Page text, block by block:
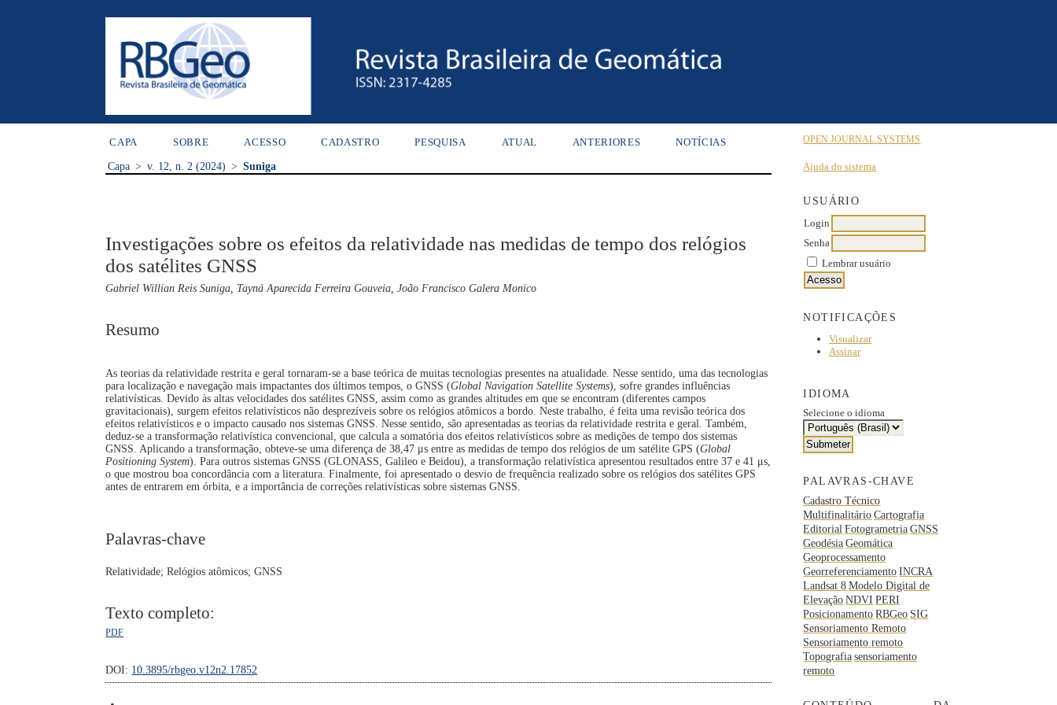
OPEN JOURNAL SYSTEMS
Ajuda do sistema
USUÁRIO
Login
Senha
Lembrar usuário
NOTIFICAÇÕES
Visualizar
Assinar
IDIOMA
Selecione o idioma
PALAVRAS-CHAVE
Cadastro Técnico
Multifinalitário Cartografia
Editorial Fotogrametria GNSS
Geodésia Geomática
Geoprocessamento
Georreferenciamento INCRA
Landsat 8 Modelo Digital de
Elevação NDVI PERI
Posicionamento RBGeo SIG
Sensoriamento Remoto
Sensoriamento remoto
Topografia sensoriamento
remoto
CAPA SOBRE ACESSO CADASTRO PESQUISA ATUAL ANTERIORES NOTÍCIAS
Capa > v. 12, n. 2 (2024) > Suniga
Investigações sobre os efeitos da relatividade nas medidas de tempo dos relógios
dos satélites GNSS
Gabriel Willian Reis Suniga, Tayná Aparecida Ferreira Gouveia, João Francisco Galera Monico
Resumo
As teorias da relatividade restrita e geral tornaram-se a base teórica de muitas tecnologias presentes na atualidade. Nesse sentido, uma das tecnologias
para localização e navegação mais impactantes dos últimos tempos, o GNSS (Global Navigation Satellite Systems), sofre grandes influências
relativísticas. Devido às altas velocidades dos satélites GNSS, assim como as grandes altitudes em que se encontram (diferentes campos
gravitacionais), surgem efeitos relativísticos não desprezíveis sobre os relógios atômicos a bordo. Neste trabalho, é feita uma revisão teórica dos
efeitos relativísticos e o impacto causado nos sistemas GNSS. Nesse sentido, são apresentadas as teorias da relatividade restrita e geral. Também,
deduz-se a transformação relativística convencional, que calcula a somatória dos efeitos relativísticos sobre as medições de tempo dos sistemas
GNSS. Aplicando a transformação, obteve-se uma diferença de 38,47 μs entre as medidas de tempo dos relógios de um satélite GPS (Global
Positioning System). Para outros sistemas GNSS (GLONASS, Galileo e Beidou), a transformação relativística apresentou resultados entre 37 e 41 μs,
o que mostrou boa concordância com a literatura. Finalmente, foi apresentado o desvio de frequência realizado sobre os relógios dos satélites GPS
antes de entrarem em órbita, e a importância de correções relativísticas sobre sistemas GNSS.
Palavras-chave
Relatividade; Relógios atômicos; GNSS
Texto completo:
PDF
DOI: 10.3895/rbgeo.v12n2.17852